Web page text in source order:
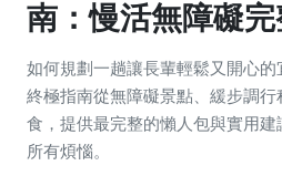
南：慢活無障礙完
如何規劃一趟讓長輩輕鬆又開心
終極指南從無障礙景點、緩步調
食，提供最完整的懶人包與實用
所有煩惱。